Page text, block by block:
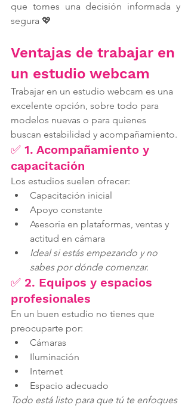
que tomes una decisión informada y
segura 💖
Ventajas de trabajar en
un estudio webcam
Trabajar en un estudio webcam es una
excelente opción, sobre todo para
modelos nuevas o para quienes
buscan estabilidad y acompañamiento.
✅ 1. Acompañamiento y
capacitación
Los estudios suelen ofrecer:
Capacitación inicial
Apoyo constante
Asesoría en plataformas, ventas y
actitud en cámara
Ideal si estás empezando y no
sabes por dónde comenzar.
✅ 2. Equipos y espacios
profesionales
En un buen estudio no tienes que
preocuparte por:
Cámaras
Iluminación
Internet
Espacio adecuado
Todo está listo para que tú te enfoques